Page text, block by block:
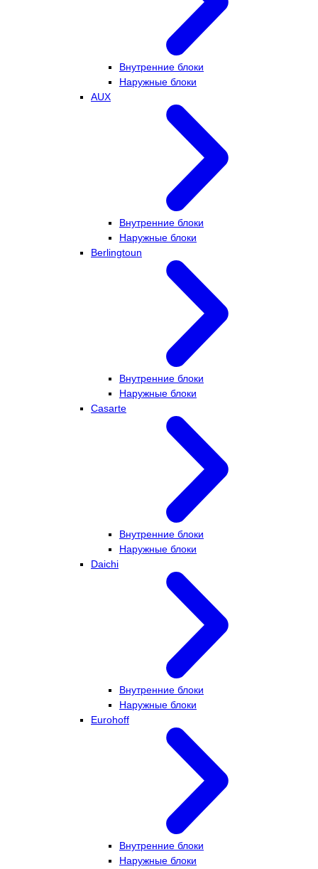
Внутренние блоки
Наружные блоки
AUX
Внутренние блоки
Наружные блоки
Berlingtoun
Внутренние блоки
Наружные блоки
Casarte
Внутренние блоки
Наружные блоки
Daichi
Внутренние блоки
Наружные блоки
Eurohoff
Внутренние блоки
Наружные блоки